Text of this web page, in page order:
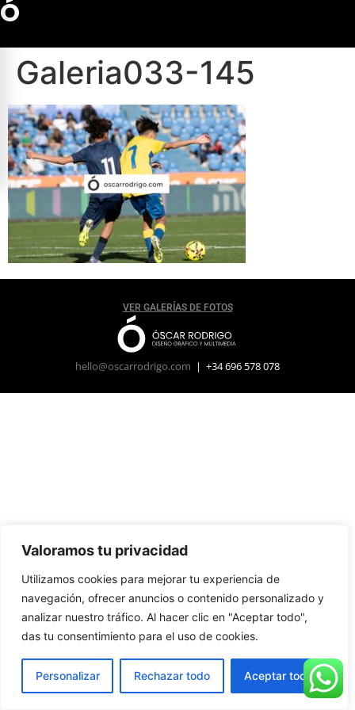
Valoramos tu privacidad
Utilizamos cookies para mejorar tu experiencia de
navegación, ofrecer anuncios o contenido personalizado y
analizar nuestro tráfico. Al hacer clic en "Aceptar todo",
das tu consentimiento para el uso de cookies.
Personalizar Rechazar todo Aceptar todo
Ó
Galeria033-145
VER GALERÍAS DE FOTOS
hello@oscarrodrigo.com | +34 696 578 078